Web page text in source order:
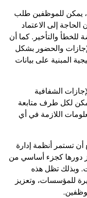
يمكن للموظفين طلب
إلى الاعتماد
للخطأ والتأخير. كما أن
والحضور بشكل
المبنية على بيانات
الشفافية
لكل طرف متابعة
اللازمة في أي
أن تستمر أنظمة إدارة
دورها كجزء أساسي من
وبذلك تظل هذه
للمؤسسات، وتعزيز